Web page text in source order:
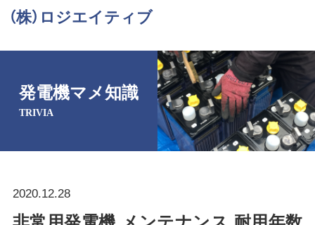
（株）ロジエイティブ
発電機マメ知識
TRIVIA
2020.12.28